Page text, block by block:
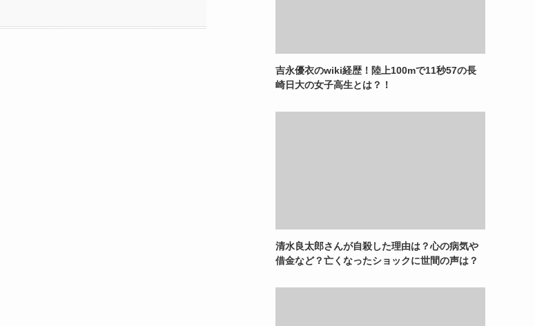
吉永優衣のwiki経歴！陸上100mで11秒57の長
崎日大の女子高生とは？！
清水良太郎さんが自殺した理由は？心の病気や
借金など？亡くなったショックに世間の声は？